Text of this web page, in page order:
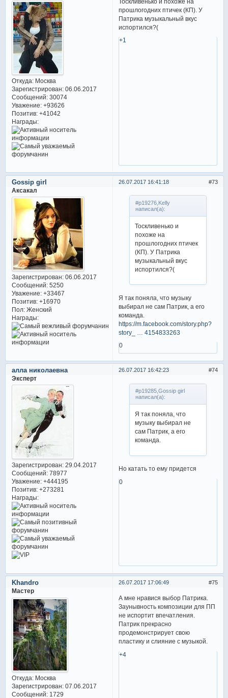
Откуда:Москва
Зарегистрирован: 06.06.2017
Сообщений:30074
Уважение: +93626
Позитив: +41042
Награды:
прошлогодних птичек (КП). У
Патрика музыкальный вкус
испортился?(
+1
73
26.07.2017 16:41:18
Gossip girl
Аксакал
Зарегистрирован: 06.06.2017
Сообщений:5250
Уважение: +33467
Позитив: +16970
Пол:Женский
Награды:
#p19276,Kelly
написал(а):
Тоскливенько и
похоже на
прошлогодних птичек
(КП). У Патрика
музыкальный вкус
испортился?(
Я так поняла, что музыку
выбирал не сам Патрик, а его
команда.
https://m.facebook.com/story.php?
story_ … 4154833263
0
74
26.07.2017 16:42:23
алла николаевна
Эксперт
Зарегистрирован: 29.04.2017
Сообщений:78977
Уважение: +444195
Позитив: +273281
Награды:
#p19285,Gossip girl
написал(а):
Я так поняла, что
музыку выбирал не
сам Патрик, а его
команда.
Но катать то ему придется
0
75
26.07.2017 17:06:49
Khandro
Мастер
Откуда:Москва
Зарегистрирован: 07.06.2017
Сообщений:1729
А мне нравися выбор Патрика.
Заунывность композиции для ПП
не испортит впечатления.
Патрик прекрасно
продемонстрирует свою
пластику и слияние с музыкой.
+4